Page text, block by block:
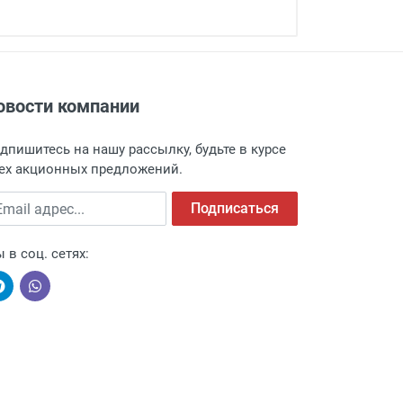
г. Москва, Переведеновский
о поступлении товара.
пункт выдачи, чтобы избежать
компаниями, поэтому легко и
компании
на нашу рассылку, будьте в курсе
акционных предложений.
адрес Подписаться
в соц. сетях: